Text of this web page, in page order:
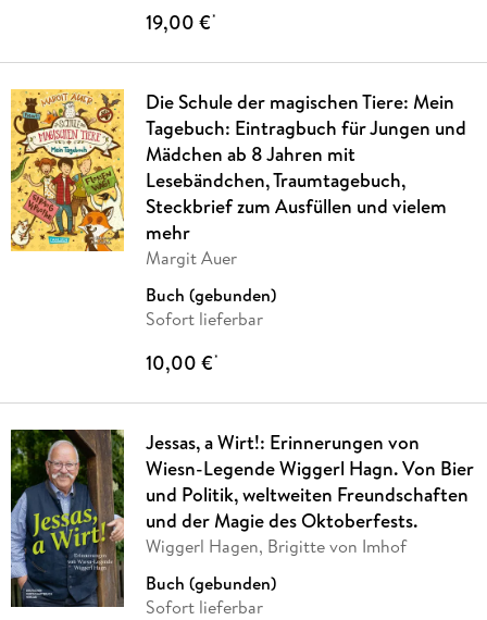
19,00 €*
Die Schule der magischen Tiere: Mein
Tagebuch: Eintragbuch für Jungen und
Mädchen ab 8 Jahren mit
Lesebändchen, Traumtagebuch,
Steckbrief zum Ausfüllen und vielem
mehr
Margit Auer
Buch (gebunden)
Sofort lieferbar
10,00 €*
Jessas, a Wirt!: Erinnerungen von
Wiesn-Legende Wiggerl Hagn. Von Bier
und Politik, weltweiten Freundschaften
und der Magie des Oktoberfests.
Wiggerl Hagen, Brigitte von Imhof
Buch (gebunden)
Sofort lieferbar